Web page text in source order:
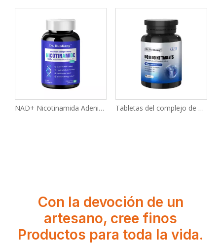
NAD+ Nicotinamida Adenina Dinucleótido Tabletas del complejo de soporte articular UC-II
Con la devoción de un
artesano, cree finos
Productos para toda la vida.